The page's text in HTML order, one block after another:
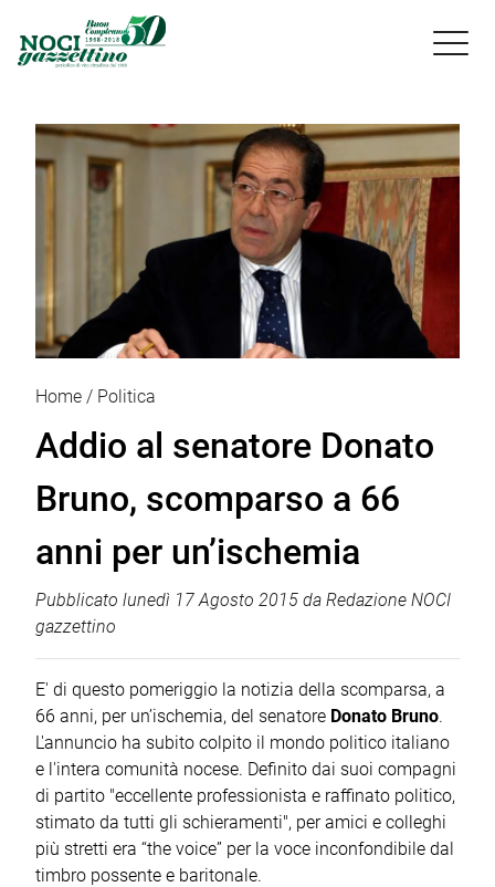

Home Politica
Addio al senatore Donato
Bruno, scomparso a 66
anni per un’ischemia
Pubblicato lunedì 17 Agosto 2015 da Redazione NOCI
gazzettino
E' di questo pomeriggio la notizia della scomparsa, a
66 anni, per un’ischemia, del senatore Donato Bruno.
L'annuncio ha subito colpito il mondo politico italiano
e l'intera comunità nocese. Definito dai suoi compagni
di partito "eccellente professionista e raffinato politico,
stimato da tutti gli schieramenti", per amici e colleghi
più stretti era “the voice” per la voce inconfondibile dal
timbro possente e baritonale.